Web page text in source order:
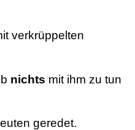
verkrüppelten
nichts mit ihm zu tun
geredet.